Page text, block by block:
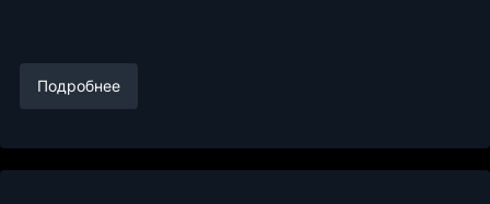
Подробнее